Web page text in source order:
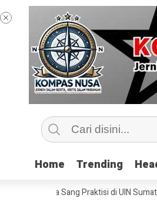
Home Trending
Home Trending
Sang Praktisi di UIN Sumatera